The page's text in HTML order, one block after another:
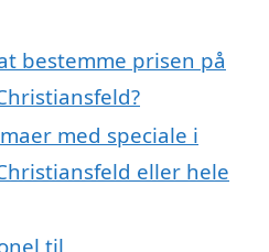
bestemme prisen på
med speciale i
eller hele
til